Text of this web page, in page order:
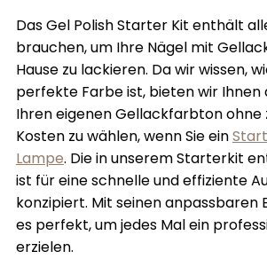
Das Gel Polish Starter Kit enthält
brauchen, um Ihre Nägel mit
Hause zu lackieren. Da wir wissen,
perfekte Farbe ist, bieten wir Ihnen
Ihren eigenen Gellackfarbton ohne
Kosten zu wählen, wenn Sie ein
Lampe. Die in unserem Starterkit
ist für eine schnelle und effiziente
konzipiert. Mit seinen anpassbaren
es perfekt, um jedes Mal ein
erzielen.